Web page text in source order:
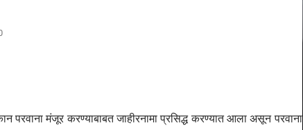
परवाना मंजूर करण्याबाबत जाहीरनामा प्रसिद्ध करण्यात आला असून परवाना